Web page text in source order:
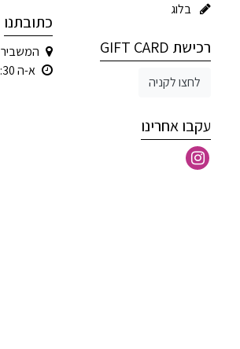
בלוג
רכישת GIFT CARD
לחצו לקניה
עקבו אחרינו
כתובתנו
המשביר 17, תל אביב
א-ה 8:30-17:30 , יום ו' 8:30-12:00